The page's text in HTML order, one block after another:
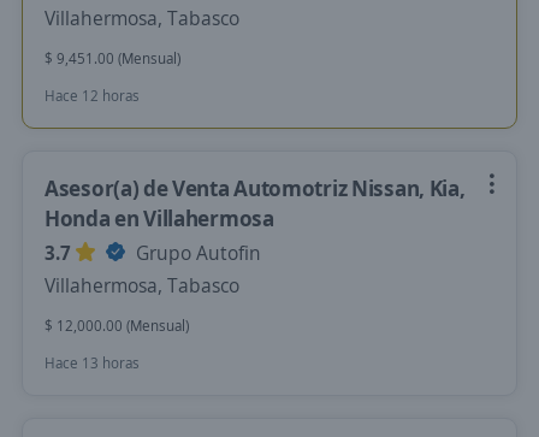
Villahermosa, Tabasco
$ 9,451.00 (Mensual)
Hace 12 horas
Asesor(a) de Venta Automotriz Nissan, Kia,
Honda en Villahermosa
3.7
Grupo Autofin
Villahermosa, Tabasco
$ 12,000.00 (Mensual)
Hace 13 horas